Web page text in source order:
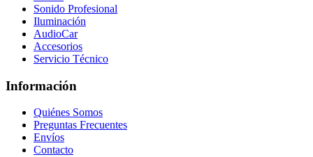
Sonido Profesional
Iluminación
AudioCar
Accesorios
Servicio Técnico
Información
Quiénes Somos
Preguntas Frecuentes
Envíos
Contacto